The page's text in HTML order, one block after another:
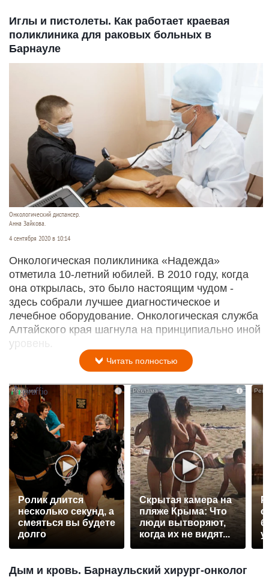
Иглы и пистолеты. Как работает краевая
поликлиника для раковых больных в
Барнауле
Онкологический диспансер.
Анна Зайкова.
4 сентября 2020 в 10:14
Онкологическая поликлиника «Надежда»
отметила 10-летний юбилей. В 2010 году, когда
она открылась, это было настоящим чудом -
здесь собрали лучшее диагностическое и
лечебное оборудование. Онкологическая служба
Алтайского края шагнула на принципиально иной
уровень.
Читать полностью
Ролик длится
несколько секунд, а
смеяться вы будете
долго
i
Скрытая камера на
пляже Крыма: Что
люди вытворяют,
когда их не видят...
Дым и кровь. Барнаульский хирург-онколог